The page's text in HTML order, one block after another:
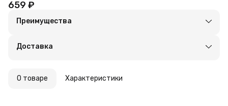
659 ₽
Преимущества
Удобный возврат
Доставка
О товаре Характеристики